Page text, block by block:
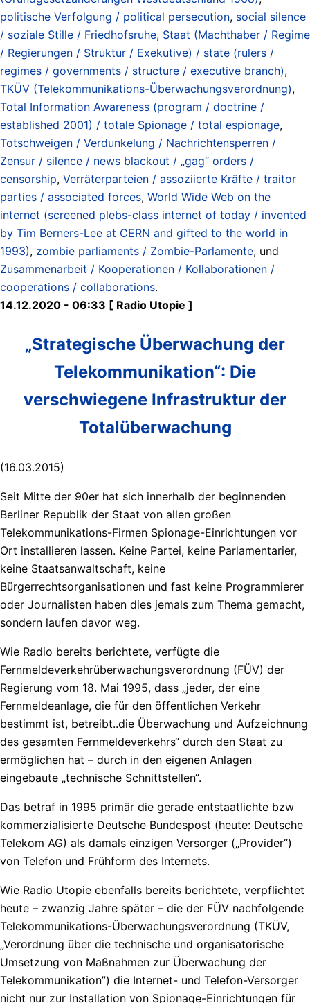
politische Verfolgung / political persecution, social silence
/ soziale Stille / Friedhofsruhe, Staat (Machthaber / Regime
/ Regierungen / Struktur / Exekutive) / state (rulers /
regimes / governments / structure / executive branch),
TKÜV (Telekommunikations-Überwachungsverordnung),
Total Information Awareness (program / doctrine /
established 2001) / totale Spionage / total espionage,
Totschweigen / Verdunkelung / Nachrichtensperren /
Zensur / silence / news blackout / „gag“ orders /
censorship, Verräterparteien / assoziierte Kräfte / traitor
parties / associated forces, World Wide Web on the
internet (screened plebs-class internet of today / invented
by Tim Berners-Lee at CERN and gifted to the world in
1993), zombie parliaments / Zombie-Parlamente, und
Zusammenarbeit / Kooperationen / Kollaborationen /
cooperations / collaborations.
14.12.2020 - 06:33 [ Radio Utopie ]
„Strategische Überwachung der
Telekommunikation“: Die
verschwiegene Infrastruktur der
Totalüberwachung
(16.03.2015)
Seit Mitte der 90er hat sich innerhalb der beginnenden
Berliner Republik der Staat von allen großen
Telekommunikations-Firmen Spionage-Einrichtungen vor
Ort installieren lassen. Keine Partei, keine Parlamentarier,
keine Staatsanwaltschaft, keine
Bürgerrechtsorganisationen und fast keine Programmierer
oder Journalisten haben dies jemals zum Thema gemacht,
sondern laufen davor weg.
Wie Radio bereits berichtete, verfügte die
Fernmeldeverkehrüberwachungsverordnung (FÜV) der
Regierung vom 18. Mai 1995, dass „jeder, der eine
Fernmeldeanlage, die für den öffentlichen Verkehr
bestimmt ist, betreibt..die Überwachung und Aufzeichnung
des gesamten Fernmeldeverkehrs“ durch den Staat zu
ermöglichen hat – durch in den eigenen Anlagen
eingebaute „technische Schnittstellen“.
Das betraf in 1995 primär die gerade entstaatlichte bzw
kommerzialisierte Deutsche Bundespost (heute: Deutsche
Telekom AG) als damals einzigen Versorger („Provider“)
von Telefon und Frühform des Internets.
Wie Radio Utopie ebenfalls bereits berichtete, verpflichtet
heute – zwanzig Jahre später – die der FÜV nachfolgende
Telekommunikations-Überwachungsverordnung (TKÜV,
„Verordnung über die technische und organisatorische
Umsetzung von Maßnahmen zur Überwachung der
Telekommunikation”) die Internet- und Telefon-Versorger
nicht nur zur Installation von Spionage-Einrichtungen für